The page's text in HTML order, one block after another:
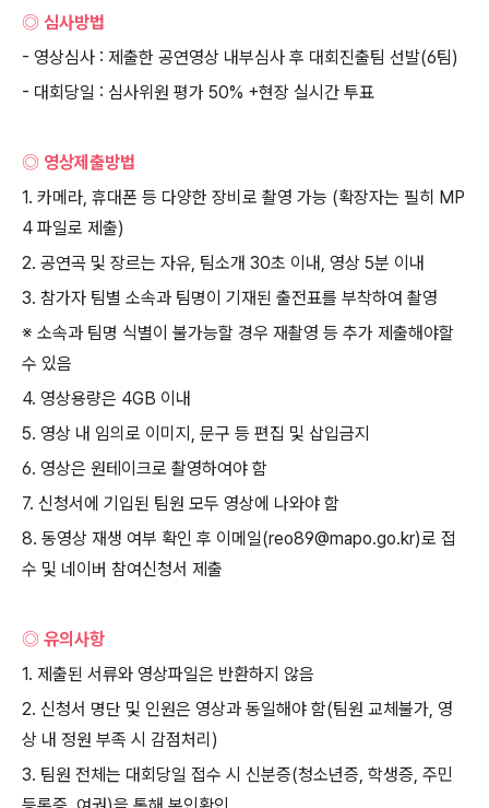
◎ 심사방법
- 영상심사 : 제출한 공연영상 내부심사 후 대회진출팀 선발(6팀)
- 대회당일 : 심사위원 평가 50% +현장 실시간 투표
◎ 영상제출방법
1. 카메라, 휴대폰 등 다양한 장비로 촬영 가능 (확장자는 필히 MP
4 파일로 제출)
2. 공연곡 및 장르는 자유, 팀소개 30초 이내, 영상 5분 이내
3. 참가자 팀별 소속과 팀명이 기재된 출전표를 부착하여 촬영
※ 소속과 팀명 식별이 불가능할 경우 재촬영 등 추가 제출해야할
수 있음
4. 영상용량은 4GB 이내
5. 영상 내 임의로 이미지 , 문구 등 편집 및 삽입금지
6. 영상은 원테이크로 촬영하여야 함
7. 신청서에 기입된 팀원 모두 영상에 나와야 함
8. 동영상 재생 여부 확인 후 이메일(reo89@mapo.go.kr)로 접
수 및 네이버 참여신청서 제출
◎ 유의사항
1. 제출된 서류와 영상파일은 반환하지 않음
2. 신청서 명단 및 인원은 영상과 동일해야 함(팀원 교체불가, 영
상 내 정원 부족 시 감점처리 )
3. 팀원 전체는 대회당일 접수 시 신분증(청소년증, 학생증, 주민